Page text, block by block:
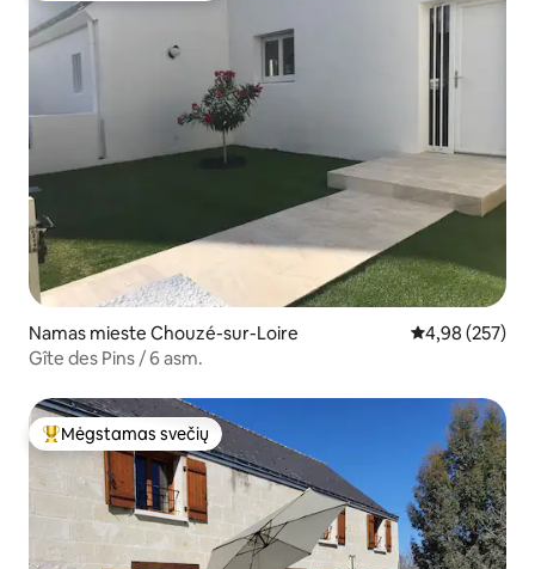
Namas mieste Chouzé-sur-Loire Vidutinis
4,98 (257)
Gîte des Pins / 6 asm.
Svečių mėgstamiausias
Mėgstamas svečių